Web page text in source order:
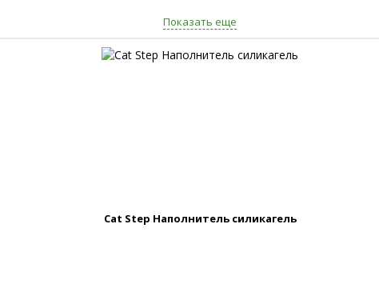
Показать еще
Cat Step Наполнитель силикагель